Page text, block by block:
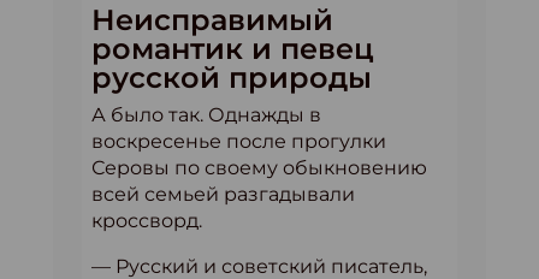
Неисправимый
романтик и певец
русской природы
А было так. Однажды в
воскресенье после прогулки
Серовы по своему обыкновению
всей семьей разгадывали
кроссворд.
— Русский и советский писатель,